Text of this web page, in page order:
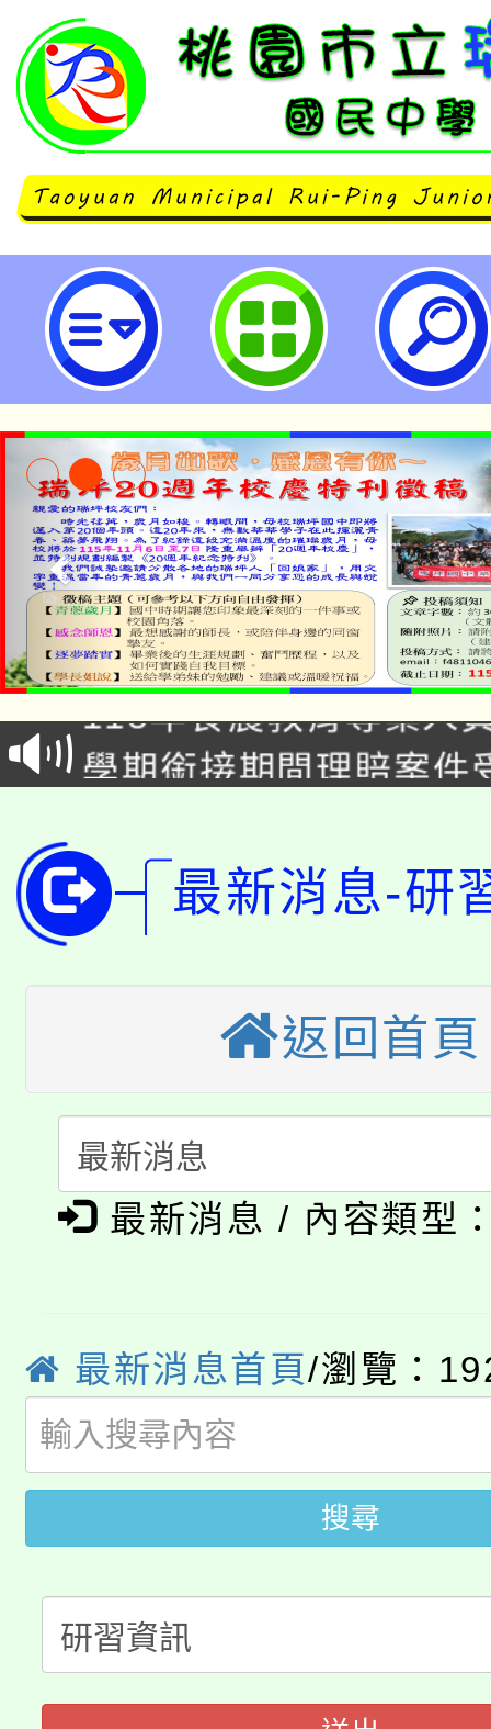
「A3數位素養增能研習暨數位素
廣」活動-桃園市立瑞坪國民中學
淨零綠生活教案入校路
會
115年食農教育專業人
程
學期銜接期間理賠案件
版
公告本校115學年度第
代理(課)教師甄選結果(
「2026金融保險知識
車」活動
桃園市115學年度學生
生本土語及新住民語歌
公告本校115學年度第
代理(課)教師甄選結果(
公告本校115學年度第
代理(課)教師甄選結果(
轉知中國文化大學推廣
《TA101》溝通分析基
系所師生報名參加。
淨零綠生活教案入校路
115年食農教育專業人
學籍身 分審查程序及
版
淨零綠領人才培育課程
公告本校115學年度第
代理(課)教師甄選結果(
「2026金融保險知識
桃園市115學年度學生
代理(課)教師甄選結果(
公告本校115學年度第
代理(課)教師甄選結果(
最新消息-研
返回首頁
最新消息 / 內容類型
最新消息首頁/瀏覽：
搜尋